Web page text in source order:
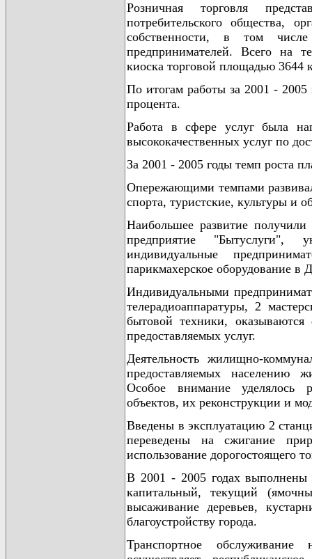
Розничная торговля
потребительского общества,
собственности, в том
предпринимателей. Всего на
киоска торговой площадью 3644
По итогам работы за 2001 - 2005
процента.
Работа в сфере услуг была
высококачественных услуг по
За 2001 - 2005 годы темп роста
Опережающими темпами
спорта, туристские, культуры и
Наибольшее развитие
предприятие "Бытуслуги",
индивидуальные
парикмахерское оборудование в
Индивидуальными
телерадиоаппаратуры, 2
бытовой техники,
предоставляемых услуг.
Деятельность жилищно-
предоставляемых населению
Особое внимание уделялось
объектов, их реконструкции и
Введены в эксплуатацию 2
переведены на сжигание
использование дорогостоящего
В 2001 - 2005 годах выполнены
капитальный, текущий
высаживание деревьев,
благоустройству города.
Транспортное